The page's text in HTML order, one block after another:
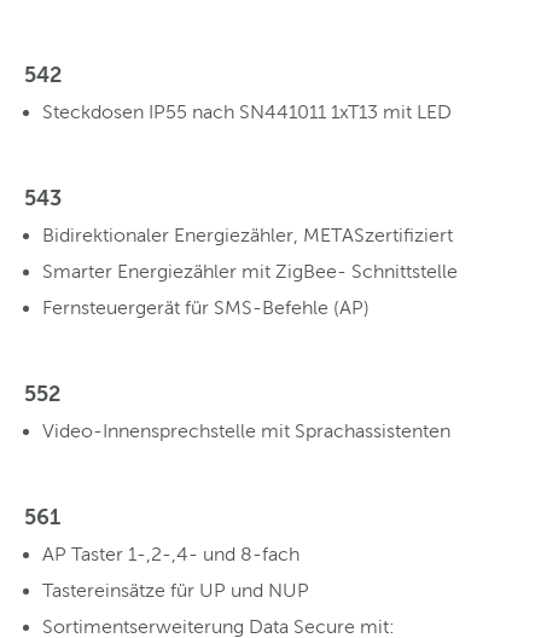
542
Steckdosen IP55 nach SN441011 1xT13 mit LED
543
Bidirektionaler Energiezähler, METASzertifiziert
Smarter Energiezähler mit ZigBee- Schnittstelle
Fernsteuergerät für SMS-Befehle (AP)
552
Video-Innensprechstelle mit Sprachassistenten
561
AP Taster 1-,2-,4- und 8-fach
Tastereinsätze für UP und NUP
Sortimentserweiterung Data Secure mit: